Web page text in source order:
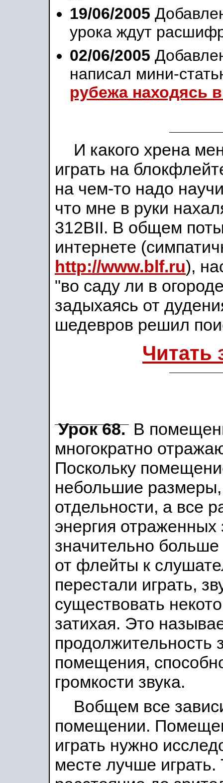
19/06/2005
урока ждут
02/06/2005
написал мини-
рубежа находясь
И какого хрена
играть на
на чем-то надо
что мне в руки
312BII. В общем
интернете
http://www.blf.ru),
"во саду ли в
задыхаясь от
шедевров решил
Читать
Урок68. В
многократно
Поскольку
небольшие
отдельности, а все
энергия отраженных
значительно
от флейты к
перестали играть,
существовать
затихая. Это
продолжительность
помещения,
громкости звука.
Вобщем все
помещении.
играть нужно
месте лучше